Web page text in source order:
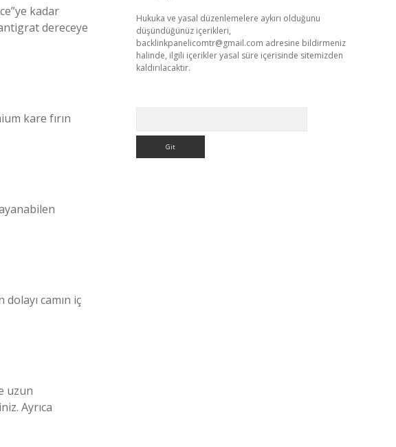
kadar
dereceye
kare fırın
camın iç
uzun
Ayrıca
Hukuka ve yasal düzenlemelere aykırı olduğunu
düşündüğünüz içerikleri,
backlinkpanelicomtr@gmail.com adresine bildirmeniz
halinde, ilgili içerikler yasal süre içerisinde sitemizden
kaldırılacaktır.